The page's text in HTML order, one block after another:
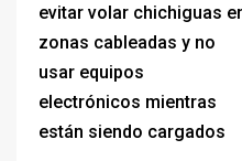
evitar volar chichiguas
zonas cableadas y no
usar equipos
electrónicos mientras
están siendo cargados